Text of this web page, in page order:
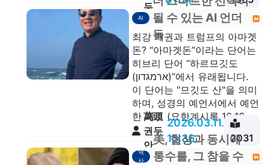
두
안
AI
될 수 있는 AI 언더
독
최강 패권과 트럼프의 아마겟
돈? “아마겟돈”이라는 단어는
히브리 단어 “하르므깃도
(ארמגדון)”에서 유래됩니다.
이 단어는 "므깃도 산"을 의미
하며, 성경의 예언서에서 예언
한 대로 (요한계시록 16:16...
萬頭
권두
안
2026.03.11.
15:36
2031
역
사
美, 협상과 동시에
통수를, 그 참을 수